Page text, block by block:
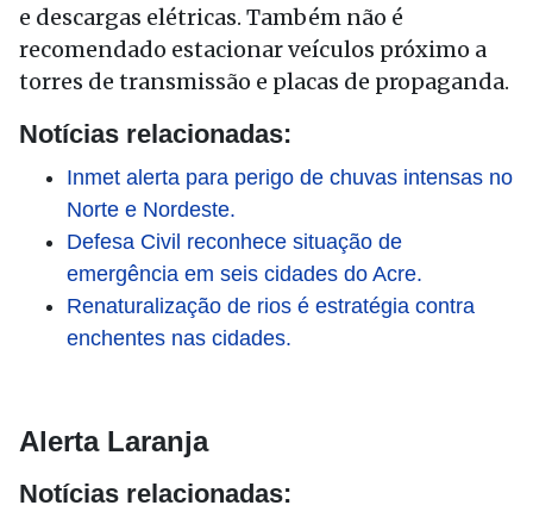
e descargas elétricas. Também não é
recomendado estacionar veículos próximo a
torres de transmissão e placas de propaganda.
Notícias relacionadas:
Inmet alerta para perigo de chuvas intensas no
Norte e Nordeste.
Defesa Civil reconhece situação de
emergência em seis cidades do Acre.
Renaturalização de rios é estratégia contra
enchentes nas cidades.
Alerta Laranja
Notícias relacionadas: